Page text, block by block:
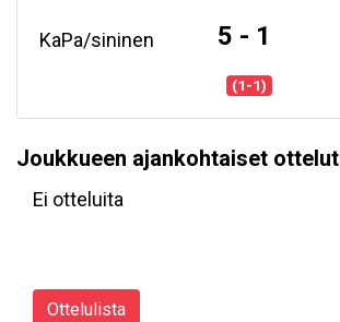
KaPa/sininen 5 - 1
(1-1)
Joukkueen ajankohtaiset ottelut
Ei otteluita
Ottelulista